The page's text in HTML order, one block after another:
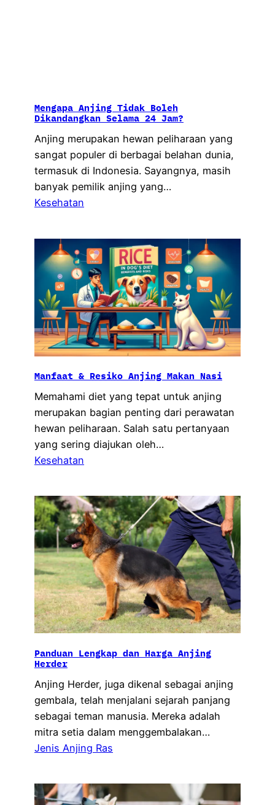
Mengapa Anjing Tidak Boleh
Dikandangkan Selama 24 Jam?
Anjing merupakan hewan peliharaan yang
sangat populer di berbagai belahan dunia,
termasuk di Indonesia. Sayangnya, masih
banyak pemilik anjing yang…
Kesehatan
Manfaat & Resiko Anjing Makan Nasi
Memahami diet yang tepat untuk anjing
merupakan bagian penting dari perawatan
hewan peliharaan. Salah satu pertanyaan
yang sering diajukan oleh…
Kesehatan
Panduan Lengkap dan Harga Anjing
Herder
Anjing Herder, juga dikenal sebagai anjing
gembala, telah menjalani sejarah panjang
sebagai teman manusia. Mereka adalah
mitra setia dalam menggembalakan…
Jenis Anjing Ras